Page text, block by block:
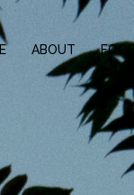
ABOUT FOOD